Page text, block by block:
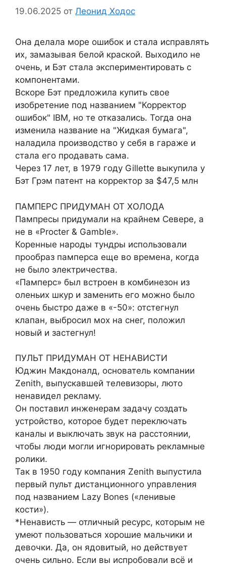
19.06.2025 от Леонид Ходос
Она делала море ошибок и стала исправлять
их, замазывая белой краской. Выходило не
очень, и Бэт стала экспериментировать с
компонентами.
Вскоре Бэт предложила купить свое
изобретение под названием "Корректор
ошибок" IBM, но те отказались. Тогда она
изменила название на "Жидкая бумага",
наладила производство у себя в гараже и
стала его продавать сама.
Через 17 лет, в 1979 году Gillette выкупила у
Бэт Грэм патент на корректор за $47,5 млн
ПАМПЕРС ПРИДУМАН ОТ ХОЛОДА
Пампресы придумали на крайнем Севере, а
не в «Procter & Gamble».
Коренные народы тундры использовали
прообраз памперса еще во времена, когда
не было электричества.
«Памперс» был встроен в комбинезон из
оленьих шкур и заменить его можно было
очень быстро даже в «-50»: отстегнул
клапан, выбросил мох на снег, положил
новый и застегнул!
ПУЛЬТ ПРИДУМАН ОТ НЕНАВИСТИ
Юджин Макдоналд, основатель компании
Zenith, выпускавшей телевизоры, люто
ненавидел рекламу.
Он поставил инженерам задачу создать
устройство, которое будет переключать
каналы и выключать звук на расстоянии,
чтобы люди могли игнорировать рекламные
ролики.
Так в 1950 году компания Zenith выпустила
первый пульт дистанционного управления
под названием Lazy Bones («ленивые
кости»).
*Ненависть — отличный ресурс, которым не
умеют пользоваться хорошие мальчики и
девочки. Да, он ядовитый, но действует
очень сильно. Если вы испробовали всё и